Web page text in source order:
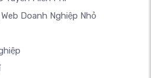
Doanh Nghiệp Nhỏ